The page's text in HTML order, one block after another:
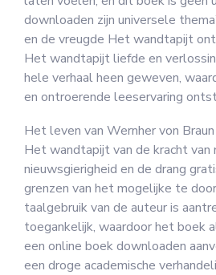
downloaden zijn universele
en de vreugde Het wandtapijt
Het wandtapijt liefde en
hele verhaal heen geweven,
en ontroerende leeservaring
Het leven van Wernher von
Het wandtapijt van de kracht van
nieuwsgierigheid en de drang
grenzen van het mogelijke te
taalgebruik van de auteur is
toegankelijk, waardoor het boek
een online boek downloaden
een droge academische